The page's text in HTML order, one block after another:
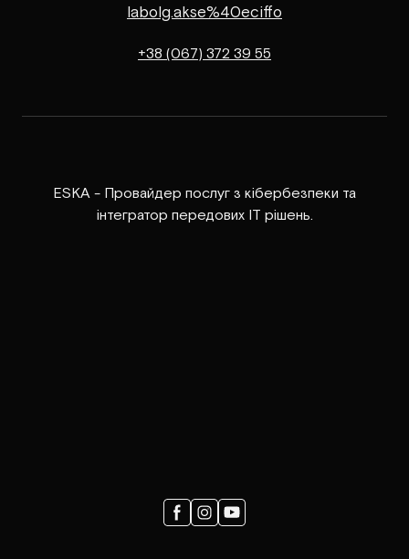
labolg.akse%40eciffo
+38 (067) 372 39 55
ESKA - Провайдер послуг з кібербезпеки та
інтегратор передових ІТ рішень.